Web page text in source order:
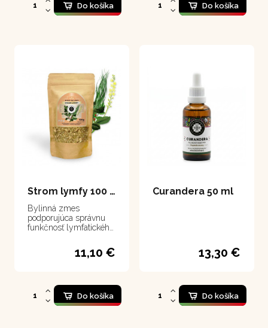
Do košíka Do košíka
Strom lymfy 100 g
Bylinná zmes
podporujúca správnu
funkčnosť lymfatického
11,10 €
Do košíka
Curandera 50 ml
13,30 €
Do košíka